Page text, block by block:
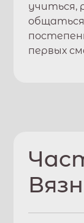
учиться,
первых